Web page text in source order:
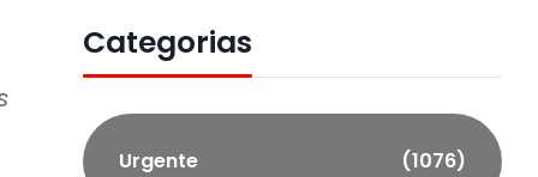
Categorias
Urgente (1076)